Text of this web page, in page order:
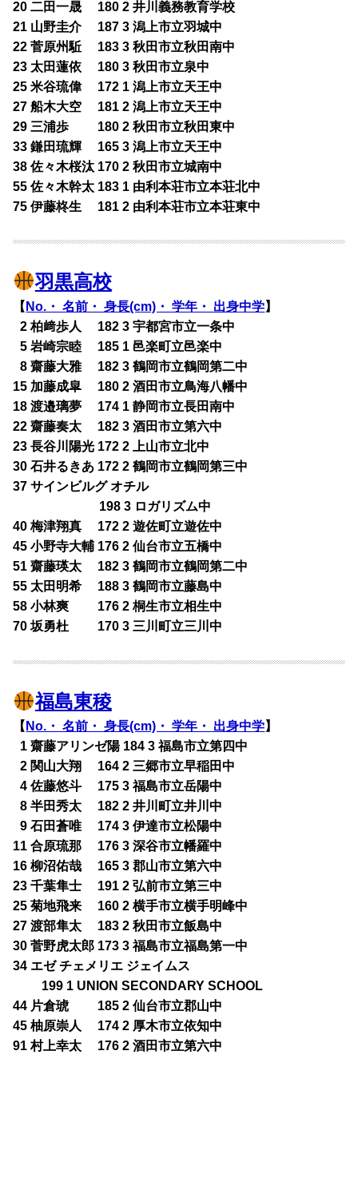
20 二田一晟 180 2 井川義務教育学校
21 山野圭介 187 3 潟上市立羽城中
22 菅原州駈 183 3 秋田市立秋田南中
23 太田蓮依 180 3 秋田市立泉中
25 米谷琉偉 172 1 潟上市立天王中
27 船木大空 181 2 潟上市立天王中
29 三浦歩 180 2 秋田市立秋田東中
33 鎌田琉輝 165 3 潟上市立天王中
38 佐々木桜汰 170 2 秋田市立城南中
55 佐々木幹太 183 1 由利本荘市立本荘北中
75 伊藤柊生 181 2 由利本荘市立本荘東中
羽黒高校
【 No.・ 名前・ 身長(cm)・ 学年・ 出身中学】
02 柏﨑歩人 182 3 宇都宮市立一条中
05 岩崎宗睦 185 1 邑楽町立邑楽中
08 齋藤大雅 182 3 鶴岡市立鶴岡第二中
15 加藤成皐 180 2 酒田市立鳥海八幡中
18 渡邉璃夢 174 1 静岡市立長田南中
22 齋藤奏太 182 3 酒田市立第六中
23 長谷川陽光 172 2 上山市立北中
30 石井るきあ 172 2 鶴岡市立鶴岡第三中
37 サインビルグ オチル
198 3 ロガリズム中
40 梅津翔真 172 2 遊佐町立遊佐中
45 小野寺大輔 176 2 仙台市立五橋中
51 齋藤瑛太 182 3 鶴岡市立鶴岡第二中
55 太田明希 188 3 鶴岡市立藤島中
58 小林爽 176 2 桐生市立相生中
70 坂勇杜 170 3 三川町立三川中
福島東稜
【 No.・ 名前・ 身長(cm)・ 学年・ 出身中学】
1 齋藤アリンゼ陽 184 3 福島市立第四中
02 関山大翔 164 2 三郷市立早稲田中
04 佐藤悠斗 175 3 福島市立岳陽中
08 半田秀太 182 2 井川町立井川中
09 石田蒼唯 174 3 伊達市立松陽中
11 合原琉那 176 3 深谷市立幡羅中
16 柳沼佑哉 165 3 郡山市立第六中
23 千葉隼士 191 2 弘前市立第三中
25 菊地飛来 160 2 横手市立横手明峰中
27 渡部隼太 183 2 秋田市立飯島中
30 菅野虎太郎 173 3 福島市立福島第一中
34 エゼ チェメリエ ジェイムス
199 1 UNION SECONDARY SCHOOL
44 片倉琥 185 2 仙台市立郡山中
45 柚原崇人 174 2 厚木市立依知中
91 村上幸太 176 2 酒田市立第六中